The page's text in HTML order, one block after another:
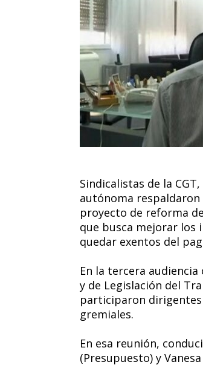
Sindicalistas de la
autónoma respaldaron
proyecto de reforma
que busca mejorar los
quedar exentos del
En la tercera
y de Legislación del
participaron dirigentes
gremiales.
En esa reunión,
(Presupuesto) y